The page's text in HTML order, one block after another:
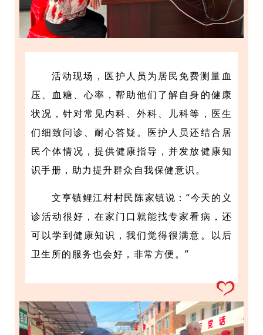
活动现场，医护人员为居民免费测量血
压、血糖、心率，帮助他们了解自身的健康
状况，针对常见内科、外科、儿科等，医生
们细致问诊、耐心答疑。医护人员还结合居
民个体情况，提供健康指导，并发放健康知
识手册，助力提升群众自我保健意识。
文亨镇鲤江村村民陈家镇说：“今天的义
诊活动很好，在家门口就能找专家看病，还
可以学到健康知识，我们觉得很满意。以后
卫生所的服务也会好，非常方便。”